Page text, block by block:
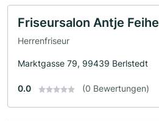
Friseursalon Antje Feihe
Herrenfriseur
Marktgasse 79, 99439 Berlstedt
0.0 (0 Bewertungen)